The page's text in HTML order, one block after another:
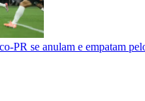
PR se anulam e empatam